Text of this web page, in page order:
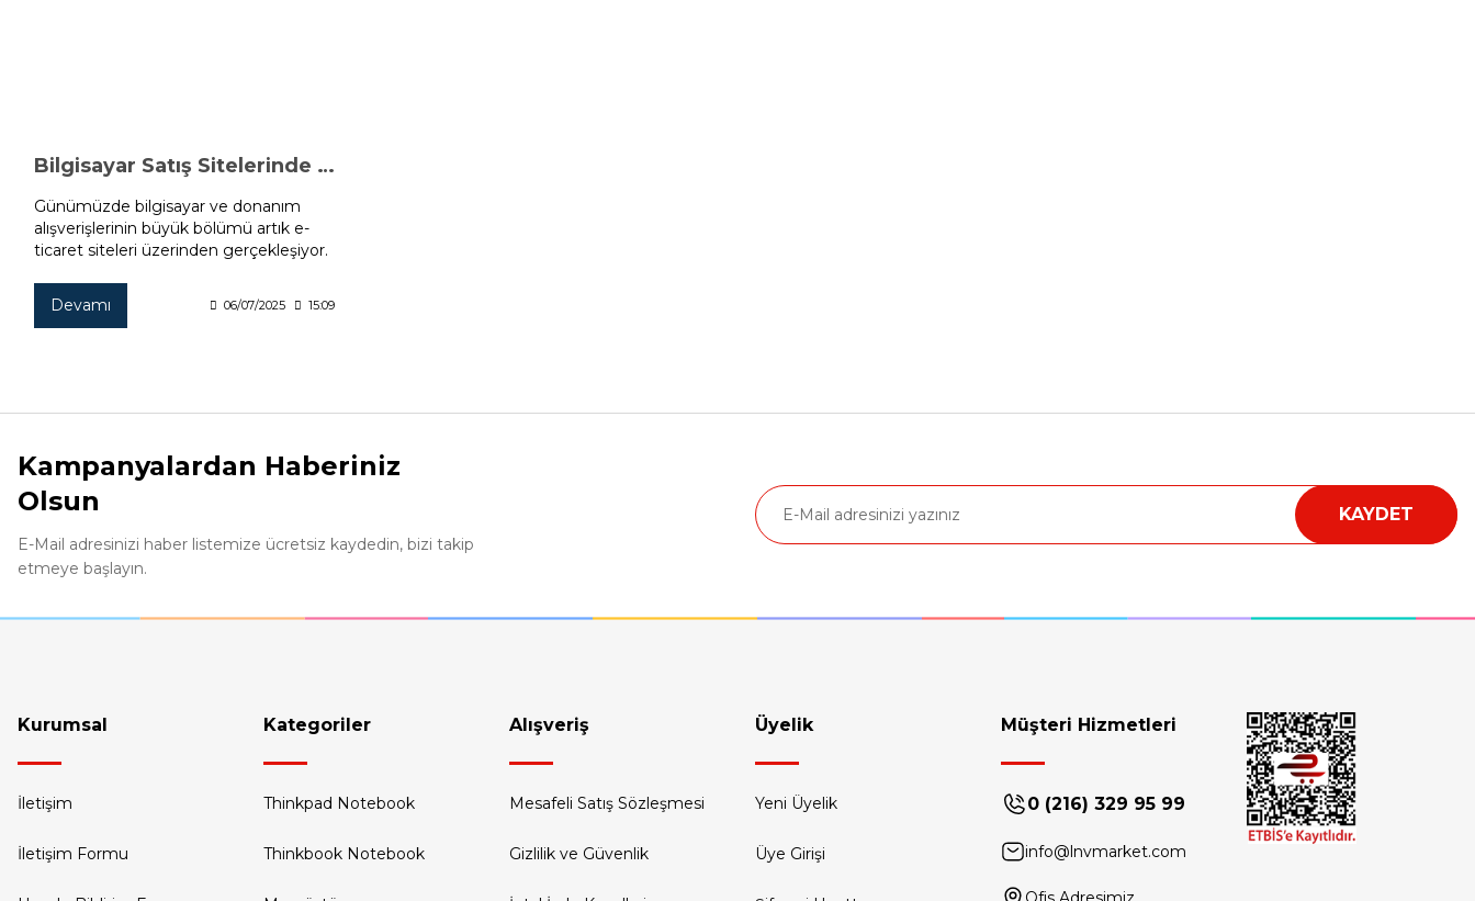
Bilgisayar Satış Sitelerinde Güven ve Marka Sadakati: Başarının Anahtarı
Günümüzde bilgisayar ve donanım
alışverişlerinin büyük bölümü artık e-
ticaret siteleri üzerinden gerçekleşiyor.
ekleyip ödeme yapmadan önceki en
kritik eşik, güven duygusu
Devamı 06/07/2025 15:09
Kampanyalardan Haberiniz
Olsun
E-Mail adresinizi haber listemize ücretsiz kaydedin, bizi takip
etmeye başlayın.
KAYDET
Kurumsal
İletişim
İletişim Formu
Kategoriler
Thinkpad Notebook
Thinkbook Notebook
Alışveriş
Mesafeli Satış Sözleşmesi
Gizlilik ve Güvenlik
Üyelik
Yeni Üyelik
Üye Girişi
Müşteri Hizmetleri
0 (216) 329 95 99
info@lnvmarket.com